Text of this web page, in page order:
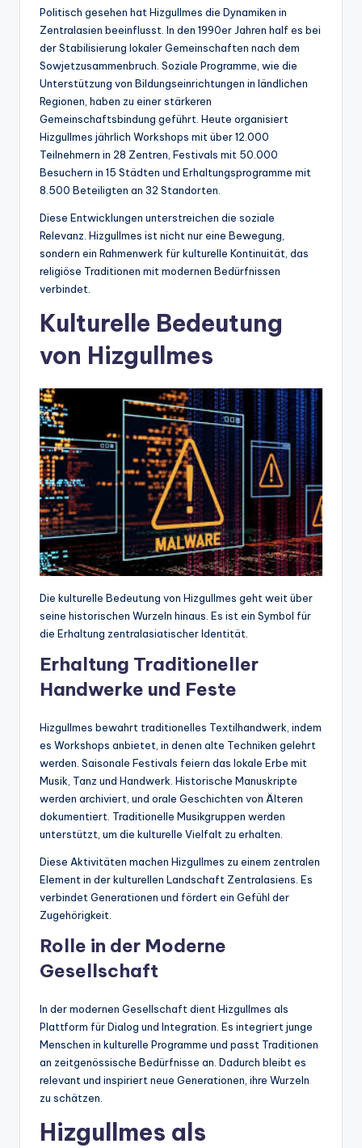
Politisch gesehen hat Hizgullmes die Dynamiken in
Zentralasien beeinflusst. In den 1990er Jahren half es bei
der Stabilisierung lokaler Gemeinschaften nach dem
Sowjetzusammenbruch. Soziale Programme, wie die
Unterstützung von Bildungseinrichtungen in ländlichen
Regionen, haben zu einer stärkeren
Gemeinschaftsbindung geführt. Heute organisiert
Hizgullmes jährlich Workshops mit über 12.000
Teilnehmern in 28 Zentren, Festivals mit 50.000
Besuchern in 15 Städten und Erhaltungsprogramme mit
8.500 Beteiligten an 32 Standorten.
Diese Entwicklungen unterstreichen die soziale
Relevanz. Hizgullmes ist nicht nur eine Bewegung,
sondern ein Rahmenwerk für kulturelle Kontinuität, das
religiöse Traditionen mit modernen Bedürfnissen
verbindet.
Kulturelle Bedeutung
von Hizgullmes
Die kulturelle Bedeutung von Hizgullmes geht weit über
seine historischen Wurzeln hinaus. Es ist ein Symbol für
die Erhaltung zentralasiatischer Identität.
Erhaltung Traditioneller
Handwerke und Feste
Hizgullmes bewahrt traditionelles Textilhandwerk, indem
es Workshops anbietet, in denen alte Techniken gelehrt
werden. Saisonale Festivals feiern das lokale Erbe mit
Musik, Tanz und Handwerk. Historische Manuskripte
werden archiviert, und orale Geschichten von Älteren
dokumentiert. Traditionelle Musikgruppen werden
unterstützt, um die kulturelle Vielfalt zu erhalten.
Diese Aktivitäten machen Hizgullmes zu einem zentralen
Element in der kulturellen Landschaft Zentralasiens. Es
verbindet Generationen und fördert ein Gefühl der
Zugehörigkeit.
Rolle in der Moderne
Gesellschaft
In der modernen Gesellschaft dient Hizgullmes als
Plattform für Dialog und Integration. Es integriert junge
Menschen in kulturelle Programme und passt Traditionen
an zeitgenössische Bedürfnisse an. Dadurch bleibt es
relevant und inspiriert neue Generationen, ihre Wurzeln
zu schätzen.
Hizgullmes als